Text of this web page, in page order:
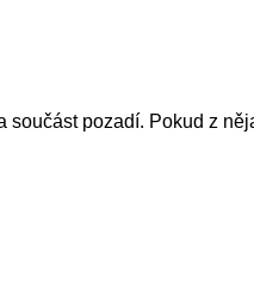
pozadí. Pokud z